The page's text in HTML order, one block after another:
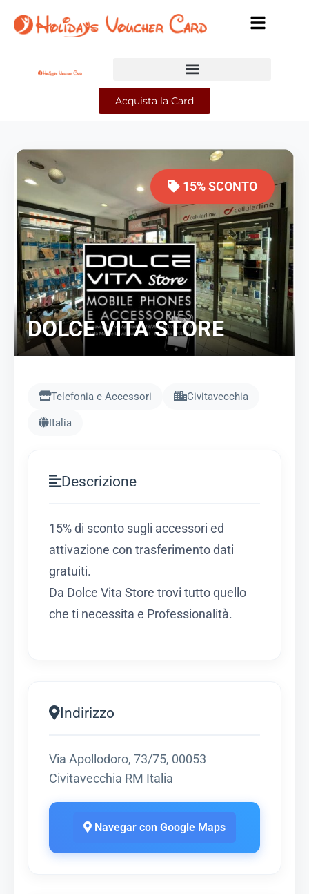
Acquista la Card
15% SCONTO
DOLCE VITA STORE
Telefonia e Accessori Civitavecchia
Italia
Descrizione
15% di sconto sugli accessori ed
attivazione con trasferimento dati
gratuiti.
Da Dolce Vita Store trovi tutto quello
che ti necessita e Professionalità.
Indirizzo
Via Apollodoro, 73/75, 00053
Civitavecchia RM Italia
Navegar con Google Maps